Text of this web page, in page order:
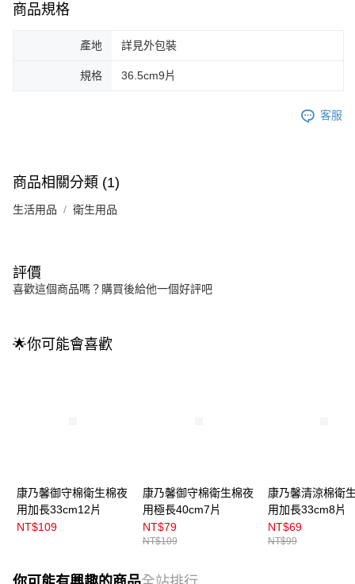
商品規格
產地 詳見外包裝
規格 36.5cm9片
客服
商品相關分類 (1)
生活用品 衛生用品
評價
喜歡這個商品嗎？購買後給他一個好評吧
🌟你可能會喜歡
康乃馨御守棉衛生棉夜
用加長33cm12片
NT$109
康乃馨御守棉衛生棉夜
用極長40cm7片
NT$79
NT$109
康乃馨清涼棉衛
用加長33cm8片
NT$69
NT$99